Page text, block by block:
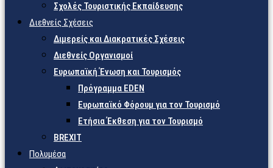
Σχολές Τουριστικής Εκπαίδευσης
Διεθνείς Σχέσεις
Διμερείς και Διακρατικές Σχέσεις
Διεθνείς Οργανισμοί
Ευρωπαϊκή Ένωση και Τουρισμός
Πρόγραμμα EDEN
Ευρωπαϊκό Φόρουμ για τον Τουρισμό
Ετήσια Έκθεση για τον Τουρισμό
BREXIT
Πολυμέσα